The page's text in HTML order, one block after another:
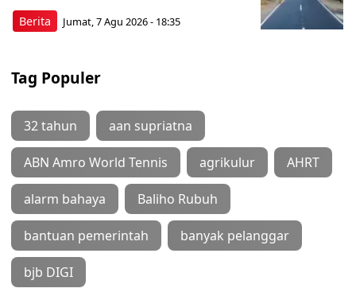
Berita Jumat, 7 Agu 2026 - 18:35
Tag Populer
32 tahun aan supriatna
ABN Amro World Tennis agrikulur AHRT
alarm bahaya Baliho Rubuh
bantuan pemerintah banyak pelanggar
bjb DIGI